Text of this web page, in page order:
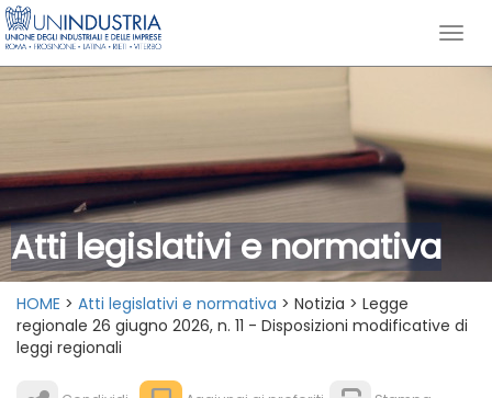
Atti legislativi e normativa
HOME > Atti legislativi e normativa > Notizia > Legge
regionale 26 giugno 2026, n. 11 - Disposizioni modificative di
leggi regionali